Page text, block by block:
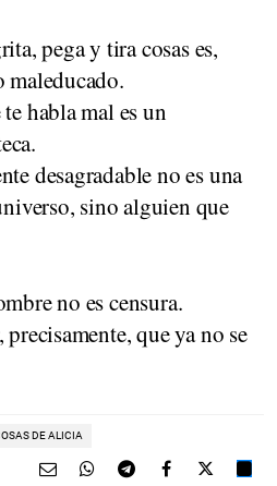
pega y tira cosas es,
maleducado.
habla mal es un
desagradable no es una
sino alguien que
no es censura.
precisamente, que ya no se
DE ALICIA